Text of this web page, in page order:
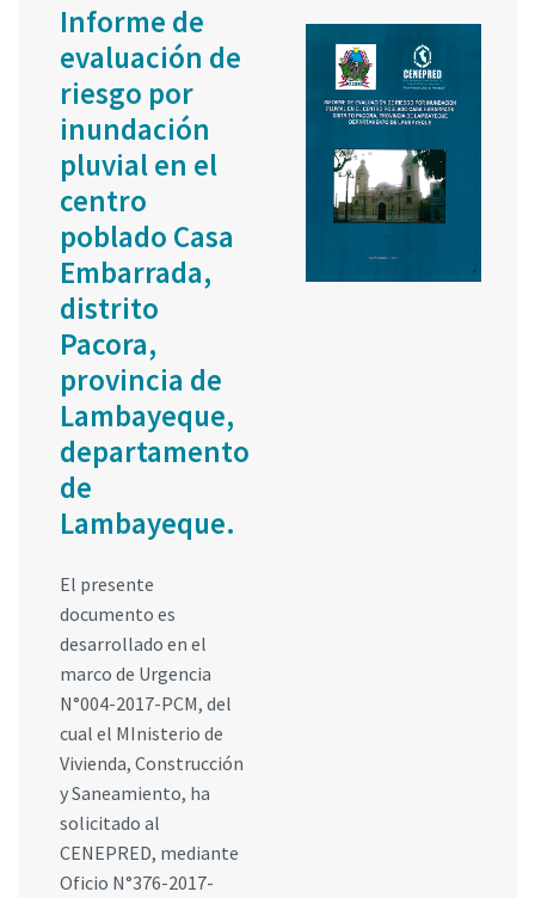
Informe de
evaluación de
riesgo por
inundación
pluvial en el
centro
poblado Casa
Embarrada,
distrito
Pacora,
provincia de
Lambayeque,
departamento
de
Lambayeque.
El presente
documento es
desarrollado en el
marco de Urgencia
N°004-2017-PCM, del
cual el MInisterio de
Vivienda, Construcción
y Saneamiento, ha
solicitado al
CENEPRED, mediante
Oficio N°376-2017-